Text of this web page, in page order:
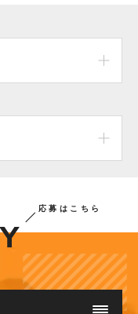
応募はこちら